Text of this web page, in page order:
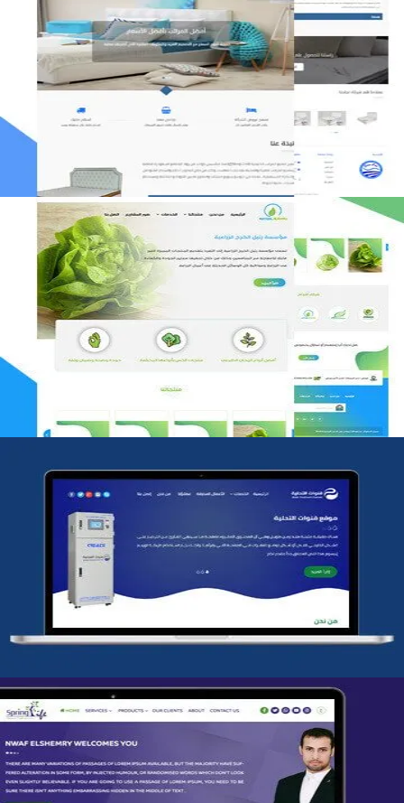
مصنع المراتب الخليجية
مؤسسة رتيل الخرج الزراعية
التفاصيل
شركة قنوات التحليه
التفاصيل
تصميم spring life